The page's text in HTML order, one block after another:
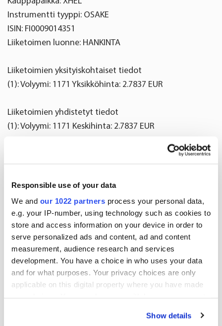
Responsible use of your data
We and our 1022 partners process your personal data,
e.g. your IP-number, using technology such as cookies to
store and access information on your device in order to
serve personalized ads and content, ad and content
measurement, audience research and services
development. You have a choice in who uses your data
and for what purposes. Your privacy choices are only
applicable on this digital property where you have made
Show details
Instrumentti tyyppi: OSAKE
ISIN: FI0009014351
Liiketoimen luonne: HANKINTA
Liiketoimien yksityiskohtaiset tiedot
(1): Volyymi: 1171 Yksikköhinta: 2.7837 EUR
Liiketoimien yhdistetyt tiedot
(1): Volyymi: 1171 Keskihinta: 2.7837 EUR
talous- ja rahoitusjohtaja
Lisätietoja:
Petter Sandström
lakiasiainjohtaja
puh. 010 429 5761
sähköposti: petter.sandstrom@oriola.com